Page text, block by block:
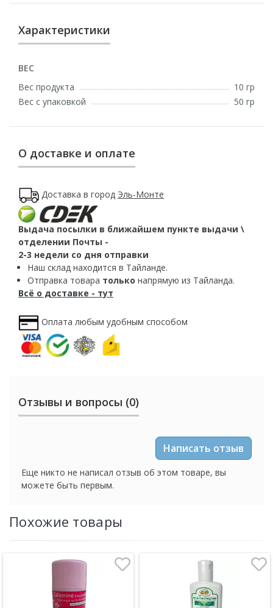
Характеристики
ВЕС
Вес продукта
10 гр
Вес с упаковкой
50 гр
О доставке и оплате
Доставка в город Эль-Монте
Выдача посылки в ближайшем пункте выдачи \
отделении Почты -
2-3 недели со дня отправки
Наш склад находится в Тайланде.
Отправка товара только напрямую из Тайланда.
Всё о доставке - тут
Оплата любым удобным способом
Отзывы и вопросы (0)
Написать отзыв
Еще никто не написал отзыв об этом товаре, вы
можете быть первым.
Похожие товары